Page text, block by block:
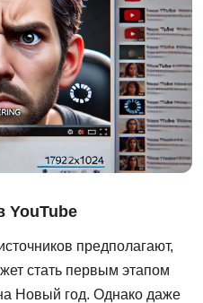
YouTube
предполагают,
стать первым этапом
Новый год. Однако даже